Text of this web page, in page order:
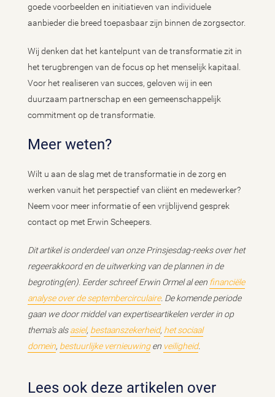
goede voorbeelden en initiatieven van individuele
aanbieder die breed toepasbaar zijn binnen de zorgsector.
Wij denken dat het kantelpunt van de transformatie zit in
het terugbrengen van de focus op het menselijk kapitaal.
Voor het realiseren van succes, geloven wij in een
duurzaam partnerschap en een gemeenschappelijk
commitment op de transformatie.
Meer weten?
Wilt u aan de slag met de transformatie in de zorg en
werken vanuit het perspectief van cliënt en medewerker?
Neem voor meer informatie of een vrijblijvend gesprek
contact op met Erwin Scheepers.
Dit artikel is onderdeel van onze Prinsjesdag-reeks over het
regeerakkoord en de uitwerking van de plannen in de
begroting(en). Eerder schreef Erwin Ormel al een financiële
analyse over de septembercirculaire. De komende periode
gaan we door middel van expertiseartikelen verder in op
thema's alsasiel, bestaanszekerheid, het sociaal
domein, bestuurlijke vernieuwingen veiligheid.
Lees ook deze artikelen over